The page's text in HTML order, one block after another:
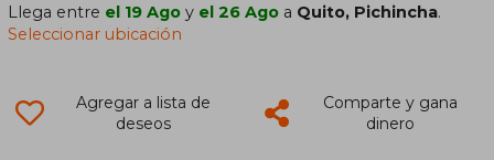
Llega entre el 19 Ago y el 26 Ago a Quito, Pichincha.
Seleccionar ubicación
Agregar a lista de
deseos
Comparte y gana
dinero